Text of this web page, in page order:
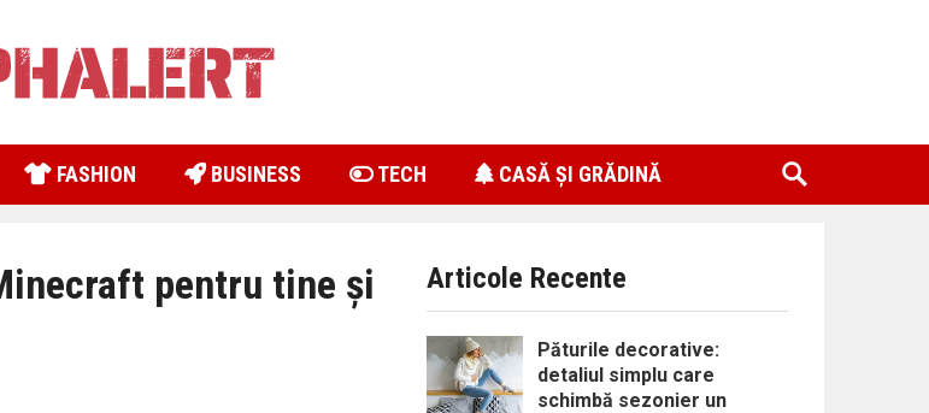
FASHION BUSINESS TECH CASĂ ȘI GRĂDINĂ
pentru tine și
Articole Recente
Păturile decorative:
detaliul simplu care
schimbă sezonier un